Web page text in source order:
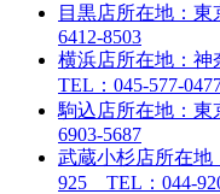
目黒店所在地：
6412-8503
横浜店所在地：
TEL：045-577-
駒込店所在地：
6903-5687
武蔵小杉店所在地
925 TEL：044-